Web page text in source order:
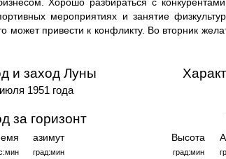
Хорошо разбираться с
мероприятиях и занятие
может привести к конфликту. Во вторник
и заход Луны
1951 года
за горизонт
азимут
град:мин
Высота
град:мин